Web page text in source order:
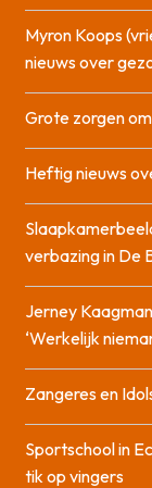
Myron Koops
nieuws over
Grote zorgen
Heftig nieuws
verbazing in De
Jerney
‘Werkelijk
Zangeres en
Sportschool in
tik op vingers